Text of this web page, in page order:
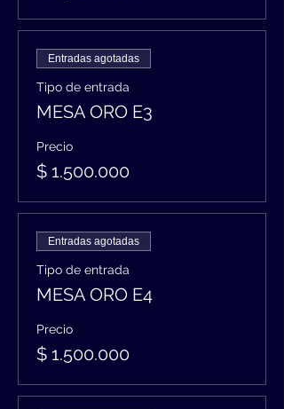
Entradas agotadas
Tipo de entrada
MESA ORO E3
Precio
$ 1.500.000
Entradas agotadas
Tipo de entrada
MESA ORO E4
Precio
$ 1.500.000